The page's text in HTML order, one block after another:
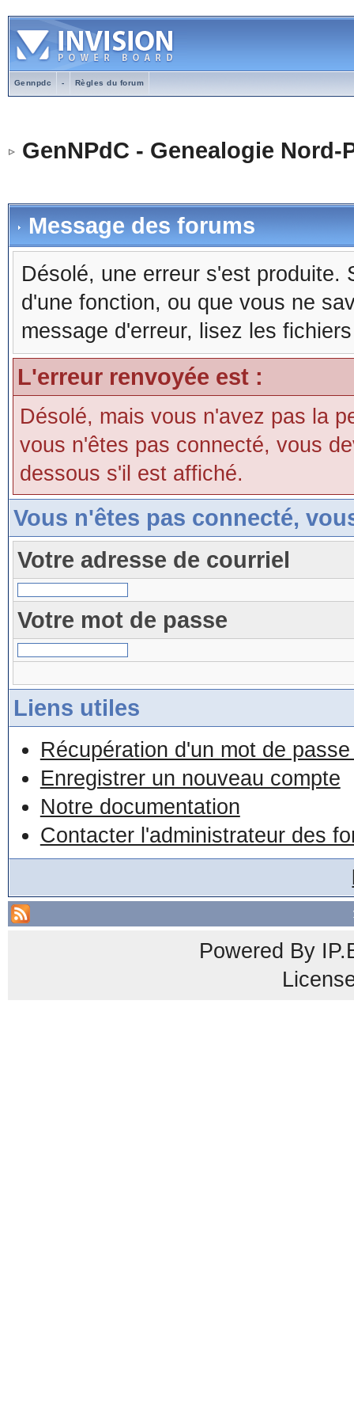
Gennpdc - Règles du forum
GenNPdC - Genealogie Nord-
Message des forums
Désolé, une erreur s'est produite.
d'une fonction, ou que vous ne
message d'erreur, lisez les
L'erreur renvoyée est :
Désolé, mais vous n'avez pas la
vous n'êtes pas connecté, vous
dessous s'il est affiché.
Vous n'êtes pas connecté,
Votre adresse de courriel
Votre mot de passe
Liens utiles
Récupération d'un mot de
Enregistrer un nouveau compte
Notre documentation
Contacter l'administrateur des
Powered By